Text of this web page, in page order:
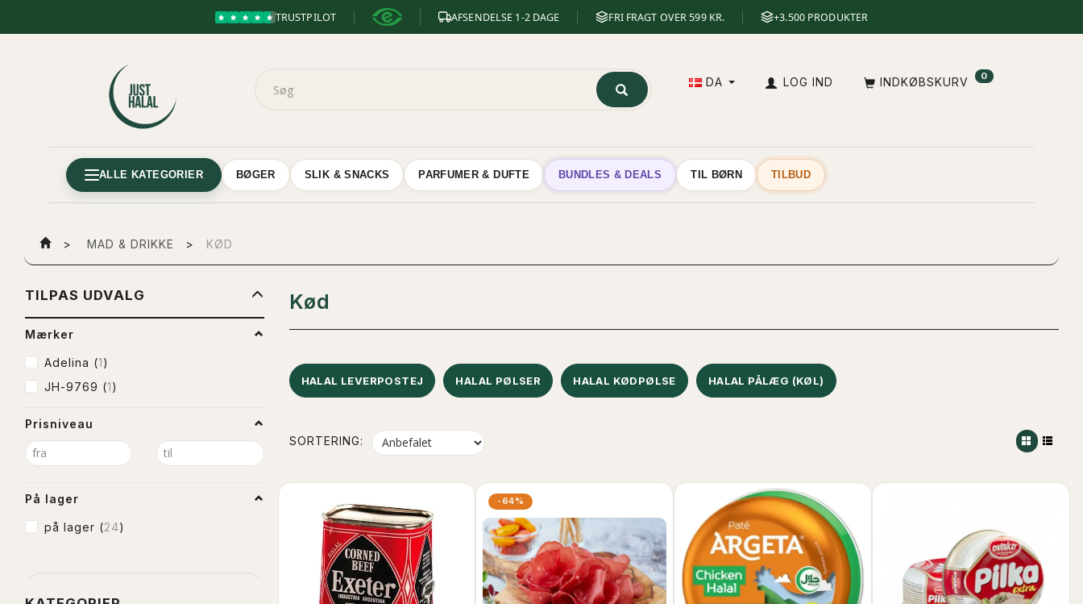
TRUSTPILOT AFSENDELSE 1-2 DAGE FRI FRAGT OVER 599 KR. +3.500 PRODUKTER
DA LOG IND INDKØBSKURV 0
ALLE KATEGORIER BØGER SLIK & SNACKS PARFUMER & DUFTE BUNDLES & DEALS TIL BØRN TILBUD
MAD & DRIKKE KØD
TILPAS UDVALG
SKIFTE
FILTER
Mærker
Adelina (1)
JH-9769 (1)
Prisniveau
På lager
på lager (24)
Kød
HALAL LEVERPOSTEJ HALAL PØLSER HALAL KØDPØLSE HALAL PÅLÆG (KØL)
SORTERING:
-64%